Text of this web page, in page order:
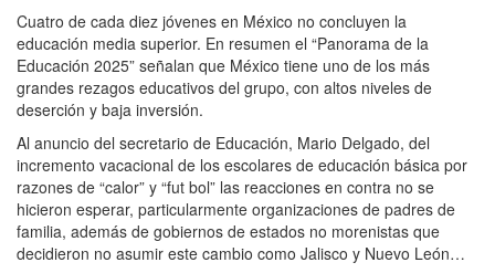
Cuatro de cada diez jóvenes en México no concluyen la
educación media superior. En resumen el “Panorama de la
Educación 2025” señalan que México tiene uno de los más
grandes rezagos educativos del grupo, con altos niveles de
deserción y baja inversión.
Al anuncio del secretario de Educación, Mario Delgado, del
incremento vacacional de los escolares de educación básica por
razones de “calor” y “fut bol” las reacciones en contra no se
hicieron esperar, particularmente organizaciones de padres de
familia, además de gobiernos de estados no morenistas que
decidieron no asumir este cambio como Jalisco y Nuevo León…